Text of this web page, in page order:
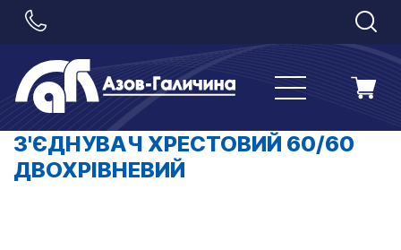
З'ЄДНУВАЧ ХРЕСТОВИЙ 60/60
ДВОХРІВНЕВИЙ